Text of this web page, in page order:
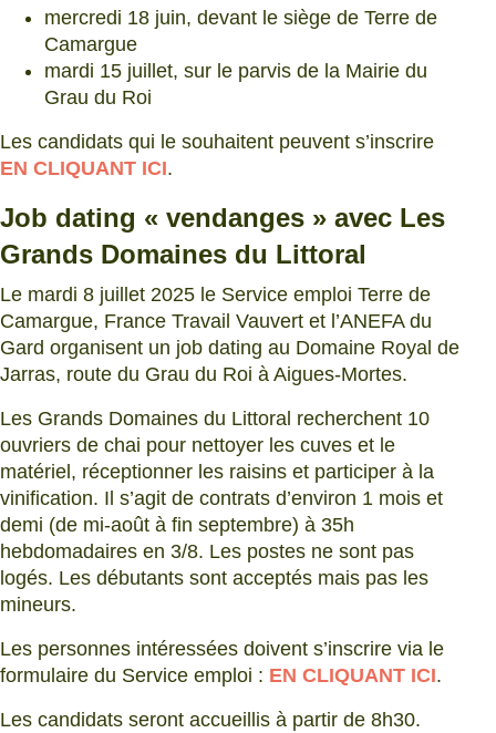
mercredi 18 juin, devant le siège de Terre de
Camargue
mardi 15 juillet, sur le parvis de la Mairie du
Grau du Roi
Les candidats qui le souhaitent peuvent s’inscrire
EN CLIQUANT ICI.
Job dating « vendanges » avec Les
Grands Domaines du Littoral
Le mardi 8 juillet 2025 le Service emploi Terre de
Camargue, France Travail Vauvert et l’ANEFA du
Gard organisent un job dating au Domaine Royal de
Jarras, route du Grau du Roi à Aigues-Mortes.
Les Grands Domaines du Littoral recherchent 10
ouvriers de chai pour nettoyer les cuves et le
matériel, réceptionner les raisins et participer à la
vinification. Il s’agit de contrats d’environ 1 mois et
demi (de mi-août à fin septembre) à 35h
hebdomadaires en 3/8. Les postes ne sont pas
logés. Les débutants sont acceptés mais pas les
mineurs.
Les personnes intéressées doivent s’inscrire via le
formulaire du Service emploi : EN CLIQUANT ICI.
Les candidats seront accueillis à partir de 8h30.